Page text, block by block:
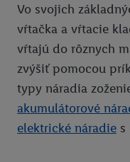
Vo svojich
vŕtačka a vŕtacie
vŕtajú do rôznych
zvýšiť pomocou
typy náradia
akumulátorové
elektrické náradie s